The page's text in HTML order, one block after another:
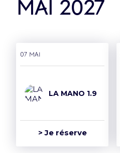
mai 2027
07 mai
LA MANO 1.9
> Je réserve